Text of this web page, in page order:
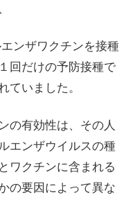
ンザワクチンを接種
回だけの予防接種で
ていました。
の有効性は、その人
エンザウイルスの種
ワクチンに含まれる
の要因によって異な